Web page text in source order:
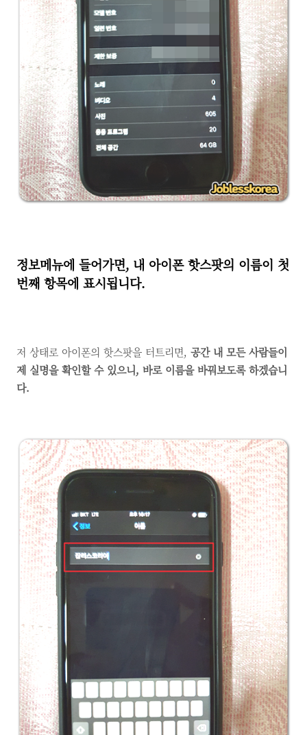
정보메뉴에 들어가면, 내 아이폰 핫스팟의 이름이 첫
번째 항목에 표시됩니다.
저 상태로 아이폰의 핫스팟을 터트리면, 공간 내 모든 사람들이
제 실명을 확인할 수 있으니, 바로 이름을 바꿔보도록 하겠습니
다.